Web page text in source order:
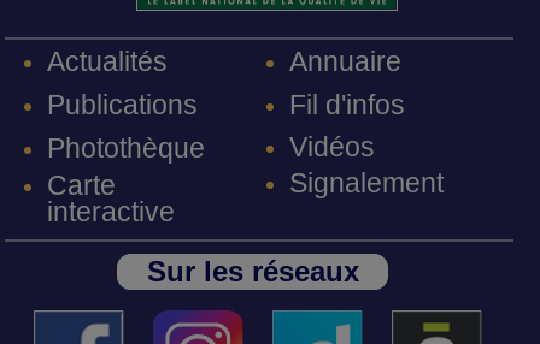
Actualités
Publications
Photothèque
Carte
interactive
Annuaire
Fil d'infos
Vidéos
Signalement
Sur les réseaux